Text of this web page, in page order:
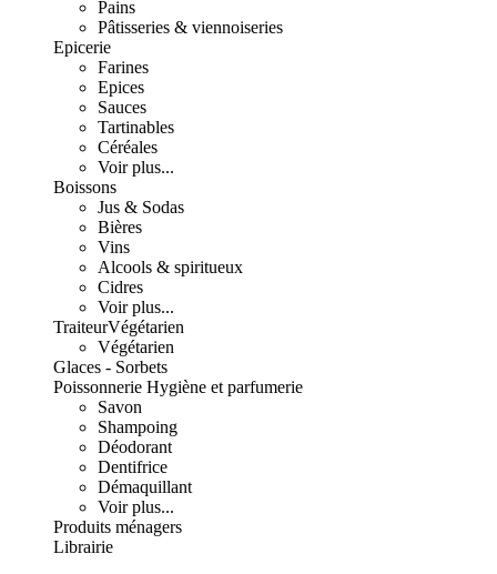
Pains
Pâtisseries & viennoiseries
Epicerie
Farines
Epices
Sauces
Tartinables
Céréales
Voir plus...
Boissons
Jus & Sodas
Bières
Vins
Alcools & spiritueux
Cidres
Voir plus...
TraiteurVégétarien
Végétarien
Glaces - Sorbets
Poissonnerie Hygiène et parfumerie
Savon
Shampoing
Déodorant
Dentifrice
Démaquillant
Voir plus...
Produits ménagers
Librairie